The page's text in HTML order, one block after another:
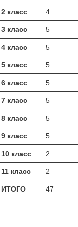
2 класс 4
3 класс 5
4 класс 5
5 класс 5
6 класс 5
7 класс 5
8 класс 5
9 класс 5
10 класс 2
11 класс 2
ИТОГО 47